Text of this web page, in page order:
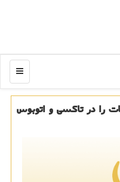
منو
را در تاكسی و اتوبوس